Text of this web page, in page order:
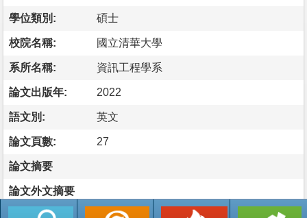
學位類別: 碩士
校院名稱: 國立清華大學
系所名稱: 資訊工程學系
論文出版年: 2022
語文別: 英文
論文頁數: 27
論文摘要
論文外文摘要